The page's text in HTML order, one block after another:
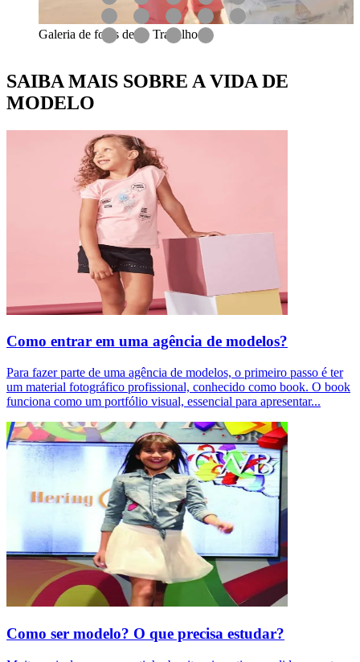
Galeria de fotos desse Trabalho
SAIBA MAIS SOBRE A VIDA DE
MODELO
Como entrar em uma agência de modelos?
Para fazer parte de uma agência de modelos, o primeiro passo é ter
um material fotográfico profissional, conhecido como book. O book
funciona como um portfólio visual, essencial para apresentar...
Como ser modelo? O que precisa estudar?